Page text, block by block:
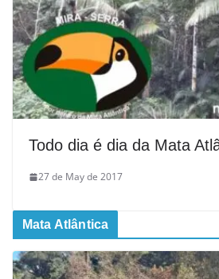
Todo dia é dia da Mata
27 de May de 2017
Mata Atlântica